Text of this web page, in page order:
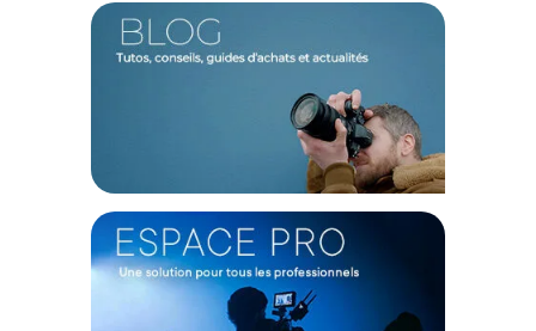
Points forts du fond papier 3,60x30m Super White par
Idéal pour photographier des groupes imposants
Surface mate évitant les reflets parasites
Grain fin facilitant un éclairage homogène
Papier résistant avec une belle épaisseur